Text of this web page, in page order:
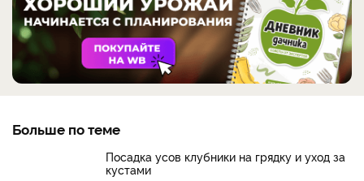
Больше по теме
Посадка усов клубники на грядку и уход за
кустами